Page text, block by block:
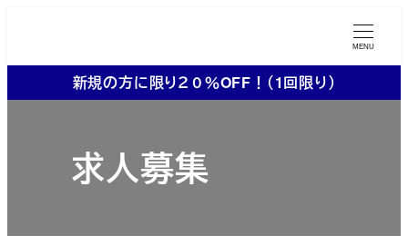
ン
コ
MENU
新規の方に限り２０％OFF！（1回限り）
求人募集